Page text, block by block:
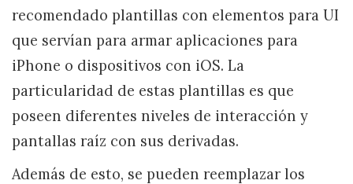
recomendado plantillas con elementos para UI
que servían para armar aplicaciones para
iPhone o dispositivos con iOS. La
particularidad de estas plantillas es que
poseen diferentes niveles de interacción y
pantallas raíz con sus derivadas.
Además de esto, se pueden reemplazar los